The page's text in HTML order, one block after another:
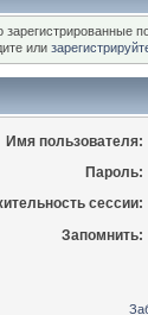
зарегистрированные
или
Имя пользователя:
Пароль:
сессии:
Запомнить: